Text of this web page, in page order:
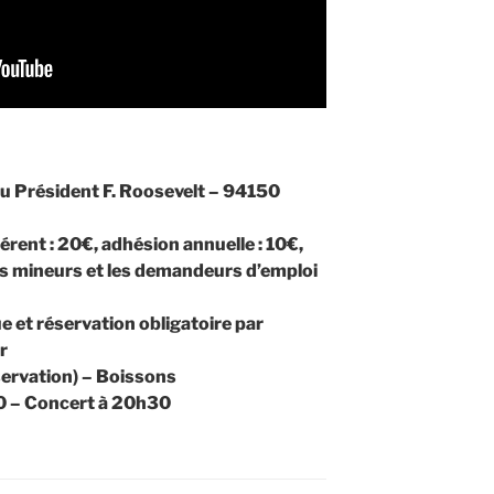
Président F. Roosevelt – 94150
: 20€, adhésion annuelle : 10€,
mineurs et les demandeurs d’emploi
et réservation obligatoire par
– Boissons
– Concert à 20h30